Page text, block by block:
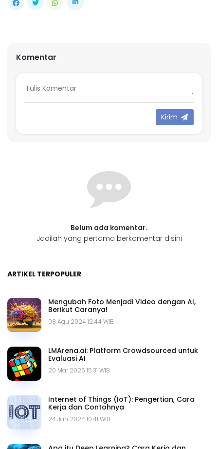
Komentar
Kirim
Belum ada komentar.
Jadilah yang pertama berkomentar disini
ARTIKEL TERPOPULER
Mengubah Foto Menjadi Video dengan AI,
Berikut Caranya!
08 Agu 2024 12.44 WIB
LMArena.ai: Platform Crowdsourced untuk
Evaluasi AI
20 Mar 2025 15.31 WIB
Internet of Things (IoT): Pengertian, Cara
Kerja dan Contohnya
24 Jan 2024 10.41 WIB